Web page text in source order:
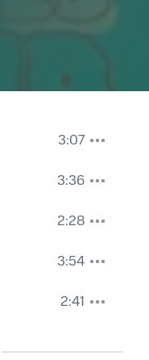
3:07
3:36
2:28
3:54
2:41